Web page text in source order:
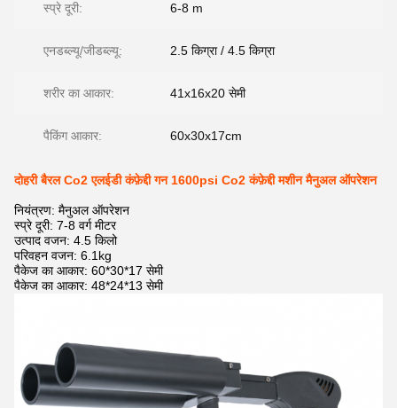
स्प्रे दूरी: 6-8 m
एनडब्ल्यू/जीडब्ल्यू: 2.5 किग्रा / 4.5 किग्रा
शरीर का आकार: 41x16x20 सेमी
पैकिंग आकार: 60x30x17cm
दोहरी बैरल Co2 एलईडी कंफ़ेद्दी गन 1600psi Co2 कंफ़ेद्दी मशीन मैनुअल ऑपरेशन
नियंत्रण: मैनुअल ऑपरेशन
स्प्रे दूरी: 7-8 वर्ग मीटर
उत्पाद वजन: 4.5 किलो
परिवहन वजन: 6.1kg
पैकेज का आकार: 60*30*17 सेमी
पैकेज का आकार: 48*24*13 सेमी